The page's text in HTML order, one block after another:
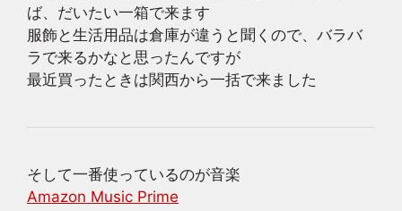
ば、だいたい一箱で来ます
服飾と生活用品は倉庫が違うと聞くので、バラバ
ラで来るかなと思ったんですが
最近買ったときは関西から一括で来ました
そして一番使っているのが音楽
Amazon Music Prime